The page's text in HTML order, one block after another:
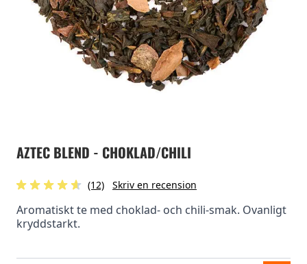
AZTEC BLEND - CHOKLAD/CHILI
(12) Skriv en recension
Aromatiskt te med choklad- och chili-smak. Ovanligt
kryddstarkt.